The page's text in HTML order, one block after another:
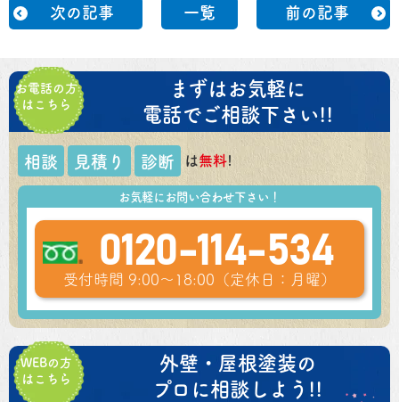
次の記事 一覧 前の記事
お電話の方
はこちら
まずはお気軽に
電話でご相談下さい!!
相談 見積り 診断 は無料!
お気軽にお問い合わせ下さい！
0120-114-534
受付時間 9:00～18:00（定休日：月曜）
WEBの方
はこちら
外壁・屋根塗装の
プロに相談しよう!!